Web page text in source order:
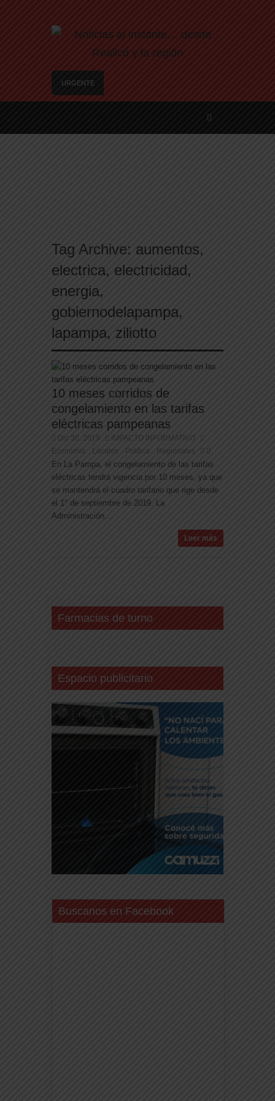
URGENTE
escondernos»
Tag Archive: aumentos,
electrica, electricidad,
energia,
gobiernodelapampa,
lapampa, ziliotto
10 meses corridos de
congelamiento en las tarifas
eléctricas pampeanas
Dic 30, 2019
IMPACTO INFORMATIVO
Economia
Locales Politica Regionales 0
En La Pampa, el congelamiento de las tarifas
eléctricas tendrá vigencia por 10 meses, ya que
se mantendrá el cuadro tarifario que rige desde
el 1° de septiembre de 2019. La
Administración...
Leer más
Farmacias de turno
Espacio publicitario
Buscanos en Facebook